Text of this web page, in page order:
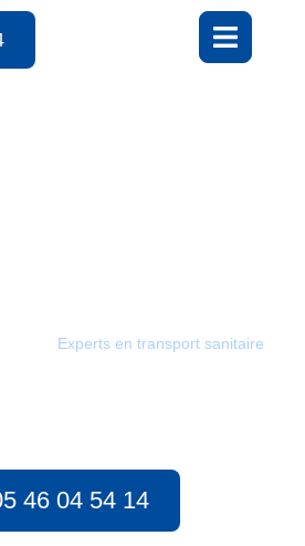
Experts en transport sanitaire
46 04 54 14